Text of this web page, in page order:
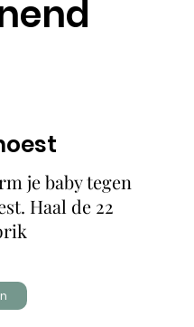
je baby tegen
Haal de 22